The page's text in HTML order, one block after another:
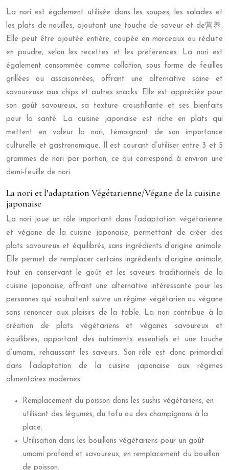
La nori est également utilisée dans les soupes, les salades et
les plats de nouilles, ajoutant une touche de saveur et de营养.
Elle peut être ajoutée entière, coupée en morceaux ou réduite
en poudre, selon les recettes et les préférences. La nori est
également consommée comme collation, sous forme de feuilles
grillées ou assaisonnées, offrant une alternative saine et
savoureuse aux chips et autres snacks. Elle est appréciée pour
son goût savoureux, sa texture croustillante et ses bienfaits
pour la santé. La cuisine japonaise est riche en plats qui
mettent en valeur la nori, témoignant de son importance
culturelle et gastronomique. Il est courant d’utiliser entre 3 et 5
grammes de nori par portion, ce qui correspond à environ une
demi-feuille de nori.
La nori et l’adaptation Végétarienne/Végane de la cuisine
japonaise
La nori joue un rôle important dans l’adaptation végétarienne
et végane de la cuisine japonaise, permettant de créer des
plats savoureux et équilibrés, sans ingrédients d’origine animale.
Elle permet de remplacer certains ingrédients d’origine animale,
tout en conservant le goût et les saveurs traditionnels de la
cuisine japonaise, offrant une alternative intéressante pour les
personnes qui souhaitent suivre un régime végétarien ou végane
sans renoncer aux plaisirs de la table. La nori contribue à la
création de plats végétariens et véganes savoureux et
équilibrés, apportant des nutriments essentiels et une touche
d’umami, rehaussant les saveurs. Son rôle est donc primordial
dans l’adaptation de la cuisine japonaise aux régimes
alimentaires modernes.
Remplacement du poisson dans les sushis végétariens, en
utilisant des légumes, du tofu ou des champignons à la
place.
Utilisation dans les bouillons végétariens pour un goût
umami profond et savoureux, en remplacement du bouillon
de poisson.